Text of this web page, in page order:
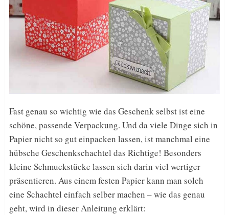
Fast genau so wichtig wie das Geschenk selbst ist eine
schöne, passende Verpackung. Und da viele Dinge sich in
Papier nicht so gut einpacken lassen, ist manchmal eine
hübsche Geschenkschachtel das Richtige! Besonders
kleine Schmuckstücke lassen sich darin viel wertiger
präsentieren. Aus einem festen Papier kann man solch
eine Schachtel einfach selber machen – wie das genau
geht, wird in dieser Anleitung erklärt: